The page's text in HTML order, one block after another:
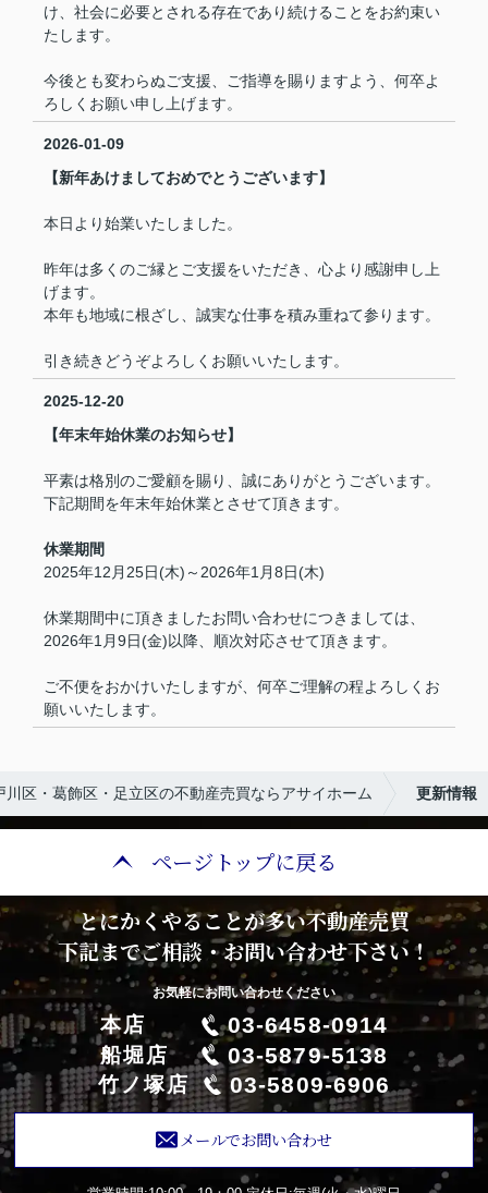
け、社会に必要とされる存在であり続けることをお約束い
たします。
今後とも変わらぬご支援、ご指導を賜りますよう、何卒よ
ろしくお願い申し上げます。
2026-01-09
【新年あけましておめでとうございます】
本日より始業いたしました。
昨年は多くのご縁とご支援をいただき、心より感謝申し上
げます。
本年も地域に根ざし、誠実な仕事を積み重ねて参ります。
引き続きどうぞよろしくお願いいたします。
2025-12-20
【年末年始休業のお知らせ】
平素は格別のご愛顧を賜り、誠にありがとうございます。
下記期間を年末年始休業とさせて頂きます。
休業期間
2025年12月25日(木)～2026年1月8日(木)
休業期間中に頂きましたお問い合わせにつきましては、
2026年1月9日(金)以降、順次対応させて頂きます。
ご不便をおかけいたしますが、何卒ご理解の程よろしくお
願いいたします。
川区・葛飾区・足立区の不動産売買ならアサイホーム 更新情報
ページトップに戻る
とにかくやることが多い不動産売買
下記までご相談・お問い合わせ下さい！
お気軽にお問い合わせください
本店 03-6458-0914
船堀店 03-5879-5138
竹ノ塚店 03-5809-6906
メールでお問い合わせ